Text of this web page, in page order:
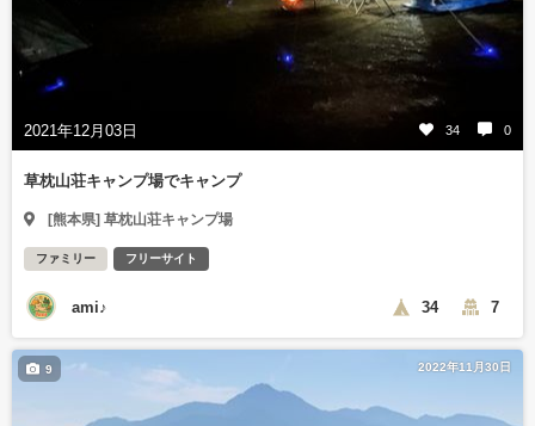
2021年12月03日 34 0
草枕山荘キャンプ場でキャンプ
[熊本県] 草枕山荘キャンプ場
ファミリー フリーサイト
ami♪ 34 7
2022年11月30日
9